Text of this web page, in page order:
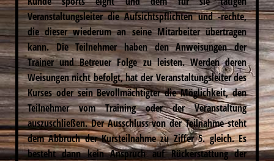
Veranstaltungsleiter die Aufsichtspflichten und -rechte,
die dieser wiederum an seine Mitarbeiter übertragen
kann. Die Teilnehmer haben den Anweisungen der
Trainer und Betreuer Folge zu leisten. Werden deren
Weisungen nicht befolgt, hat der Veranstaltungsleiter des
Kurses oder sein Bevollmächtigter die Möglichkeit, den
Teilnehmer vom Training oder der Veranstaltung
auszuschließen. Der Ausschluss von der Teilnahme steht
dem Abbruch der Kursteilnahme zu Ziffer 5. gleich. Es
besteht dann kein Anspruch auf Rückerstattung der